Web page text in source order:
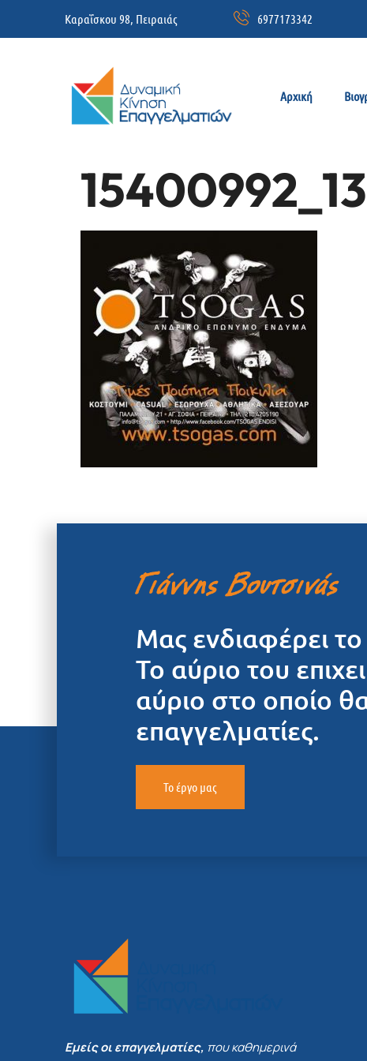
Καραΐσκου 98, Πειραιάς 6977173342
Αρχική
Μας ενδιαφέρει
Το αύριο του
αύριο στο οποίο
επαγγελματίες.
Το έργο μας
Εμείς οι επαγγελματίες, που καθημερινά